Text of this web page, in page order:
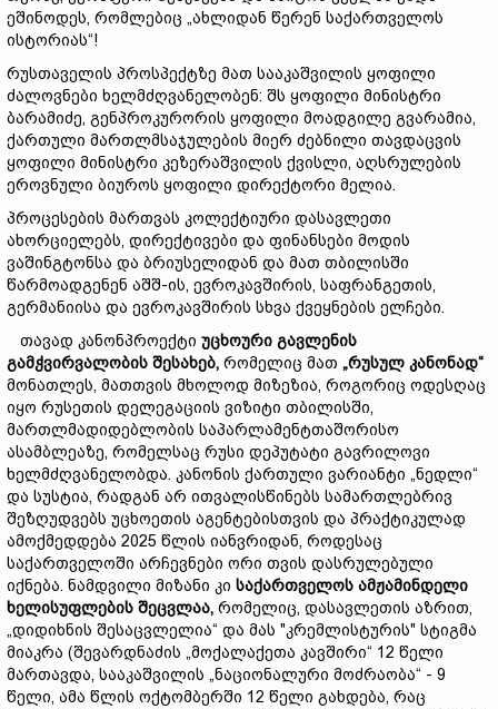
ეშინოდეს, რომლებიც „ახლიდან წერენ საქართველოს
ისტორიას“!
რუსთაველის პროსპექტზე მათ სააკაშვილის ყოფილი
ძალოვნები ხელმძღვანელობენ: შს ყოფილი მინისტრი
ბარამიძე, გენპროკურორის ყოფილი მოადგილე გვარამია,
ქართული მართლმსაჯულების მიერ ძებნილი თავდაცვის
ყოფილი მინისტრი კეზერაშვილის ქვისლი, აღსრულების
ეროვნული ბიუროს ყოფილი დირექტორი მელია.
პროცესების მართვას კოლექტიური დასავლეთი
ახორციელებს, დირექტივები და ფინანსები მოდის
ვაშინგტონსა და ბრიუსელიდან და მათ თბილისში
წარმოადგენენ აშშ-ის, ევროკავშირის, საფრანგეთის,
გერმანიისა და ევროკავშირის სხვა ქვეყნების ელჩები.
თავად კანონპროექტი უცხოური გავლენის
გამჭვირვალობის შესახებ, რომელიც მათ „რუსულ კანონად“
მონათლეს, მათთვის მხოლოდ მიზეზია, როგორიც ოდესღაც
იყო რუსეთის დელეგაციის ვიზიტი თბილისში,
მართლმადიდებლობის საპარლამენტთაშორისო
ასამბლეაზე, რომელსაც რუსი დეპუტატი გავრილოვი
ხელმძღვანელობდა. კანონის ქართული ვარიანტი „ნედლი“
და სუსტია, რადგან არ ითვალისწინებს სამართლებრივ
შეზღუდვებს უცხოეთის აგენტებისთვის და პრაქტიკულად
ამოქმედდება 2025 წლის იანვრიდან, როდესაც
საქართველოში არჩევნები ორი თვის დასრულებული
იქნება. ნამდვილი მიზანი კი საქართველოს ამჟამინდელი
ხელისუფლების შეცვლაა, რომელიც, დასავლეთის აზრით,
„დიდიხნის შესაცვლელია“ და მას "კრემლისტურის" სტიგმა
მიაკრა (შევარდნაძის „მოქალაქეთა კავშირი“ 12 წელი
მართავდა, სააკაშვილის „ნაციონალური მოძრაობა“ - 9
წელი, ამა წლის ოქტომბერში 12 წელი გახდება, რაც